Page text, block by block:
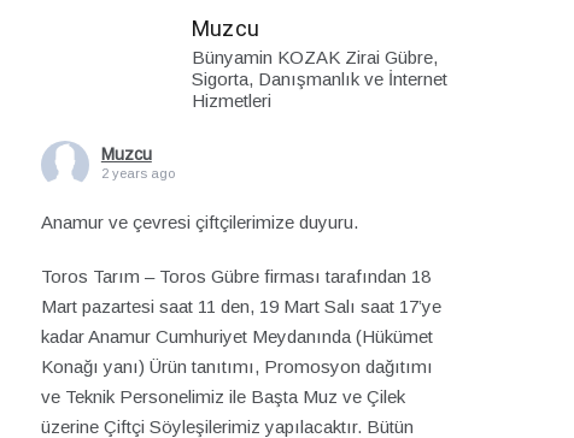
Muzcu
Bünyamin KOZAK Zirai Gübre,
Sigorta, Danışmanlık ve İnternet
Hizmetleri
Muzcu
2 years ago
Anamur ve çevresi çiftçilerimize duyuru.
Toros Tarım – Toros Gübre firması tarafından 18
Mart pazartesi saat 11 den, 19 Mart Salı saat 17’ye
kadar Anamur Cumhuriyet Meydanında (Hükümet
Konağı yanı) Ürün tanıtımı, Promosyon dağıtımı
ve Teknik Personelimiz ile Başta Muz ve Çilek
üzerine Çiftçi Söyleşilerimiz yapılacaktır. Bütün